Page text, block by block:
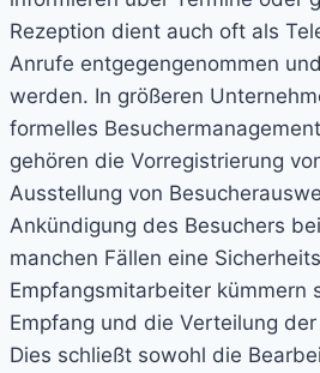
Rezeption dient auch oft als
Anrufe entgegengenommen
werden. In größeren
formelles
gehören die Vorregistrierung
Ausstellung von
Ankündigung des Besuchers
manchen Fällen eine
Empfangsmitarbeiter kümmern
Empfang und die Verteilung
Dies schließt sowohl die